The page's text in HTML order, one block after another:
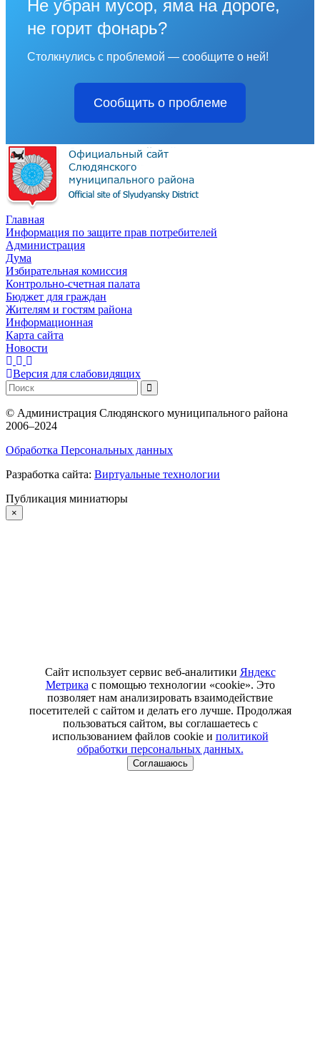
Не убран мусор, яма на дороге,
не горит фонарь?
Столкнулись с проблемой — сообщите о ней!
Сообщить о проблеме
Главная
Информация по защите прав потребителей
Администрация
Дума
Избирательная комиссия
Контрольно-счетная палата
Бюджет для граждан
Жителям и гостям района
Информационная
Карта сайта
Новости
Версия для слабовидящих
© Администрация Слюдянского муниципального района
2006–2024
Обработка Персональных данных
Разработка сайта: Виртуальные технологии
Публикация миниатюры
×
Сайт использует сервис веб-аналитики Яндекс
Метрика с помощью технологии «cookie». Это
позволяет нам анализировать взаимодействие
посетителей с сайтом и делать его лучше. Продолжая
пользоваться сайтом, вы соглашаетесь с
использованием файлов cookie и политикой
обработки персональных данных.
Соглашаюсь